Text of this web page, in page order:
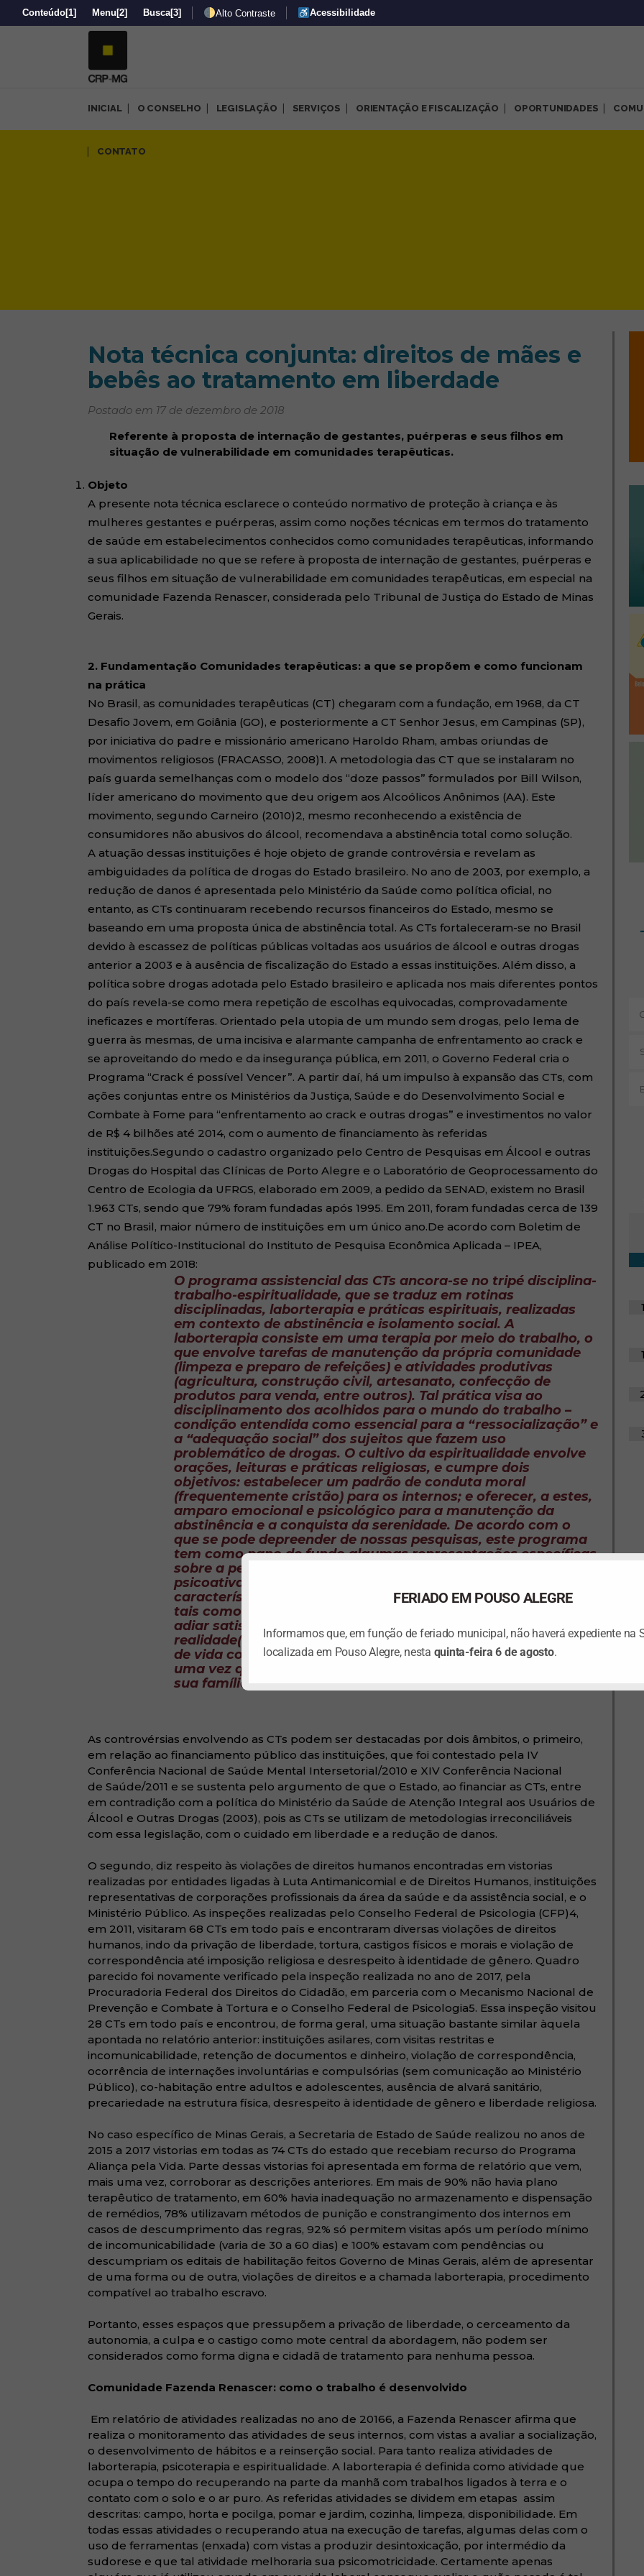
Conteúdo[1] Menu [2] Busca[3] Alto Contraste Acessibilidade
INICIAL O CONSELHO LEGISLAÇÃO SERVIÇOS ORIENTAÇÃO E FISCALIZAÇÃO OPORTUNIDADES
CONTATO
Nota técnica conjunta: direitos de mães e bebês ao
Nota técnica conjunta: direitos de mães e
bebês ao tratamento em liberdade
Postado em 17 de dezembro de 2018
Referente à proposta de internação de gestantes, puérperas e seus filhos em
situação de vulnerabilidade em comunidades terapêuticas.
Objeto
A presente nota técnica esclarece o conteúdo normativo de proteção à criança e às
mulheres gestantes e puérperas, assim como noções técnicas em termos do tratamento
de saúde em estabelecimentos conhecidos como comunidades terapêuticas, informando
a sua aplicabilidade no que se refere à proposta de internação de gestantes, puérperas e
seus filhos em situação de vulnerabilidade em comunidades terapêuticas, em especial na
comunidade Fazenda Renascer, considerada pelo Tribunal de Justiça do Estado de Minas
Gerais.
2. Fundamentação Comunidades terapêuticas: a que se propõem e como funcionam
na prática
No Brasil, as comunidades terapêuticas (CT) chegaram com a fundação, em 1968, da CT
Desafio Jovem, em Goiânia (GO), e posteriormente a CT Senhor Jesus, em Campinas (SP),
por iniciativa do padre e missionário americano Haroldo Rham, ambas oriundas de
movimentos religiosos (FRACASSO, 2008)1. A metodologia das CT que se instalaram no
país guarda semelhanças com o modelo dos “doze passos” formulados por Bill Wilson,
líder americano do movimento que deu origem aos Alcoólicos Anônimos (AA). Este
movimento, segundo Carneiro (2010)2, mesmo reconhecendo a existência de
consumidores não abusivos do álcool, recomendava a abstinência total como solução.
A atuação dessas instituições é hoje objeto de grande controvérsia e revelam as
ambiguidades da política de drogas do Estado brasileiro. No ano de 2003, por exemplo, a
redução de danos é apresentada pelo Ministério da Saúde como política oficial, no
entanto, as CTs continuaram recebendo recursos financeiros do Estado, mesmo se
baseando em uma proposta única de abstinência total. As CTs fortaleceram-se no Brasil
devido à escassez de políticas públicas voltadas aos usuários de álcool e outras drogas
anterior a 2003 e à ausência de fiscalização do Estado a essas instituições. Além disso, a
política sobre drogas adotada pelo Estado brasileiro e aplicada nos mais diferentes pontos
do país revela-se como mera repetição de escolhas equivocadas, comprovadamente
ineficazes e mortíferas. Orientado pela utopia de um mundo sem drogas, pelo lema de
guerra às mesmas, de uma incisiva e alarmante campanha de enfrentamento ao crack e
se aproveitando do medo e da insegurança pública, em 2011, o Governo Federal cria o
Programa “Crack é possível Vencer”. A partir daí, há um impulso à expansão das CTs, com
ações conjuntas entre os Ministérios da Justiça, Saúde e do Desenvolvimento Social e
Combate à Fome para “enfrentamento ao crack e outras drogas” e investimentos no valor
de R$ 4 bilhões até 2014, com o aumento de financiamento às referidas
instituições.Segundo o cadastro organizado pelo Centro de Pesquisas em Álcool e outras
Drogas do Hospital das Clínicas de Porto Alegre e o Laboratório de Geoprocessamento do
Centro de Ecologia da UFRGS, elaborado em 2009, a pedido da SENAD, existem no Brasil
1.963 CTs, sendo que 79% foram fundadas após 1995. Em 2011, foram fundadas cerca de 139
CT no Brasil, maior número de instituições em um único ano.De acordo com Boletim de
Análise Político-Institucional do Instituto de Pesquisa Econômica Aplicada – IPEA,
publicado em 2018:
O programa assistencial das CTs ancora-se no tripé disciplina-
trabalho-espiritualidade, que se traduz em rotinas
disciplinadas, laborterapia e práticas espirituais, realizadas
em contexto de abstinência e isolamento social. A
laborterapia consiste em uma terapia por meio do trabalho, o
que envolve tarefas de manutenção da própria comunidade
(limpeza e preparo de refeições) e atividades produtivas
(agricultura, construção civil, artesanato, confecção de
produtos para venda, entre outros). Tal prática visa ao
disciplinamento dos acolhidos para o mundo do trabalho –
condição entendida como essencial para a “ressocialização” e
a “adequação social” dos sujeitos que fazem uso
problemático de drogas. O cultivo da espiritualidade envolve
orações, leituras e práticas religiosas, e cumpre dois
objetivos: estabelecer um padrão de conduta moral
(frequentemente cristão) para os internos; e oferecer, a estes,
amparo emocional e psicológico para a manutenção da
abstinência e a conquista da serenidade. De acordo com o
que se pode depreender de nossas pesquisas, este programa
tem como pano de fundo algumas representações específicas
sobre a pessoa
psicoativas. Segundo estas representações, tal
características cognitivas e comportamentais particulares,
tais como
adiar satisfações
déficits de percepção acerca da
realidade(De Leon, 2014), entre outros. Além disso, seu estilo
de vida conflitaria com as normas morais e sociais vigentes,
uma vez que o uso de drogas as levaria a mentir, abandonar
sua família, manipular outras pessoas e, no limite, roubar.3
As controvérsias envolvendo as CTs podem ser destacadas por dois âmbitos, o primeiro,
em relação ao financiamento público das instituições, que foi contestado pela IV
Conferência Nacional de Saúde Mental Intersetorial/2010 e XIV Conferência Nacional
de Saúde/2011 e se sustenta pelo argumento de que o Estado, ao financiar as CTs, entre
em contradição com a política do Ministério da Saúde de Atenção Integral aos Usuários de
Álcool e Outras Drogas (2003), pois as CTs se utilizam de metodologias irreconciliáveis
com essa legislação, com o cuidado em liberdade e a redução de danos.
O segundo, diz respeito às violações de direitos humanos encontradas em vistorias
realizadas por entidades ligadas à Luta Antimanicomial e de Direitos Humanos, instituições
representativas de corporações profissionais da área da saúde e da assistência social, e o
Ministério Público. As inspeções realizadas pelo Conselho Federal de Psicologia (CFP)4,
em 2011, visitaram 68 CTs em todo país e encontraram diversas violações de direitos
humanos, indo da privação de liberdade, tortura, castigos físicos e morais e violação de
correspondência até imposição religiosa e desrespeito à identidade de gênero. Quadro
parecido foi novamente verificado pela inspeção realizada no ano de 2017, pela
Procuradoria Federal dos Direitos do Cidadão, em parceria com o Mecanismo Nacional de
Prevenção e Combate à Tortura e o Conselho Federal de Psicologia5. Essa inspeção visitou
28 CTs em todo país e encontrou, de forma geral, uma situação bastante similar àquela
apontada no relatório anterior: instituições asilares, com visitas restritas e
incomunicabilidade, retenção de documentos e dinheiro, violação de correspondência,
ocorrência de internações involuntárias e compulsórias (sem comunicação ao Ministério
Público), co-habitação entre adultos e adolescentes, ausência de alvará sanitário,
precariedade na estrutura física, desrespeito à identidade de gênero e liberdade religiosa.
No caso específico de Minas Gerais, a Secretaria de Estado de Saúde realizou no anos de
2015 a 2017 vistorias em todas as 74 CTs do estado que recebiam recurso do Programa
Aliança pela Vida. Parte dessas vistorias foi apresentada em forma de relatório que vem,
mais uma vez, corroborar as descrições anteriores. Em mais de 90% não havia plano
terapêutico de tratamento, em 60% havia inadequação no armazenamento e dispensação
de remédios, 78% utilizavam métodos de punição e constrangimento dos internos em
casos de descumprimento das regras, 92% só permitem visitas após um período mínimo
de incomunicabilidade (varia de 30 a 60 dias) e 100% estavam com pendências ou
descumpriam os editais de habilitação feitos Governo de Minas Gerais, além de apresentar
de uma forma ou de outra, violações de direitos e a chamada laborterapia, procedimento
compatível ao trabalho escravo.
Portanto, esses espaços que pressupõem a privação de liberdade, o cerceamento da
autonomia, a culpa e o castigo como mote central da abordagem, não podem ser
considerados como forma digna e cidadã de tratamento para nenhuma pessoa.
Comunidade Fazenda Renascer: como o trabalho é desenvolvido
Em relatório de atividades realizadas no ano de 20166, a Fazenda Renascer afirma que
realiza o monitoramento das atividades de seus internos, com vistas a avaliar a socialização,
o desenvolvimento de hábitos e a reinserção social. Para tanto realiza atividades de
laborterapia, psicoterapia e espiritualidade. A laborterapia é definida como atividade que
ocupa o tempo do recuperando na parte da manhã com trabalhos ligados à terra e o
contato com o solo e o ar puro. As referidas atividades se dividem em etapas assim
descritas: campo, horta e pocilga, pomar e jardim, cozinha, limpeza, disponibilidade. Em
todas essas atividades o recuperando atua na execução de tarefas, algumas delas com o
uso de ferramentas (enxada) com vistas a produzir desintoxicação, por intermédio da
sudorese e que tal atividade melhoraria sua psicomotricidade. Certamente apenas
FERIADO EM POUSO ALEGRE
Informamos que, em função de feriado municipal, não haverá expediente na
localizada em Pouso Alegre, nesta quinta-feira 6 de agosto.